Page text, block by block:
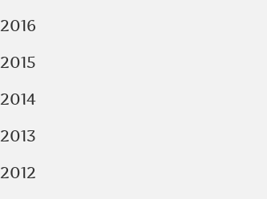
2016
2015
2014
2013
2012